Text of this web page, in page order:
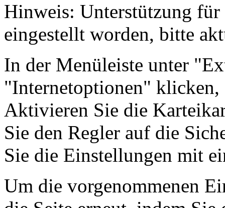
Hinweis: Unterstützung
eingestellt worden, bitte
In der Menüleiste unter
"Internetoptionen" klicken,
Aktivieren Sie die
Sie den Regler auf die
Sie die Einstellungen mit
Um die vorgenommenen